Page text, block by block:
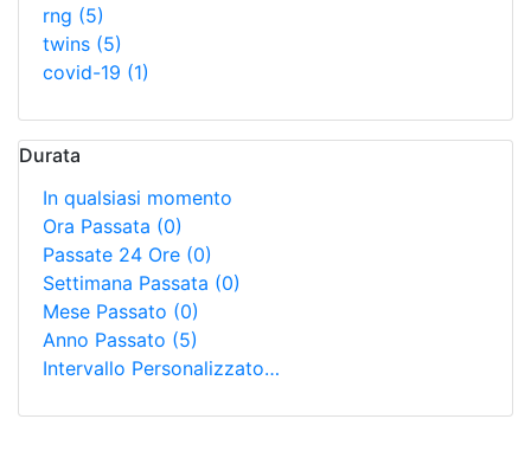
rng (5)
twins (5)
covid-19 (1)
Durata
In qualsiasi momento
Ora Passata (0)
Passate 24 Ore (0)
Settimana Passata (0)
Mese Passato (0)
Anno Passato (5)
Intervallo Personalizzato…